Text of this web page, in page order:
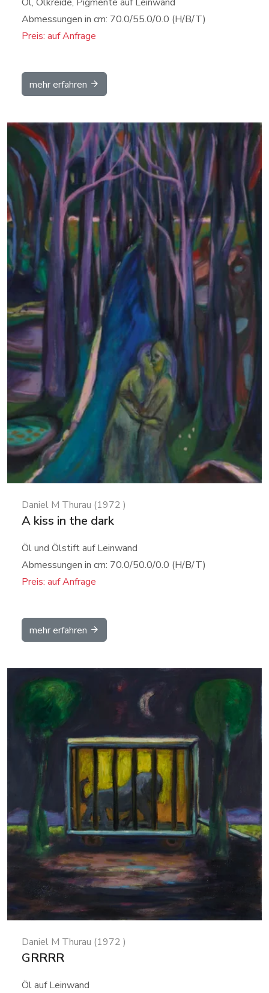
Abmessungen in cm: 70.0/55.0/0.0 (H/B/T)
Preis: auf Anfrage
mehr erfahren
Details
Daniel M Thurau (1972 )
A kiss in the dark
Öl und Ölstift auf Leinwand
Abmessungen in cm: 70.0/50.0/0.0 (H/B/T)
Preis: auf Anfrage
mehr erfahren
Details
Daniel M Thurau (1972 )
GRRRR
Öl auf Leinwand